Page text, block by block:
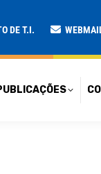
DE T.I.